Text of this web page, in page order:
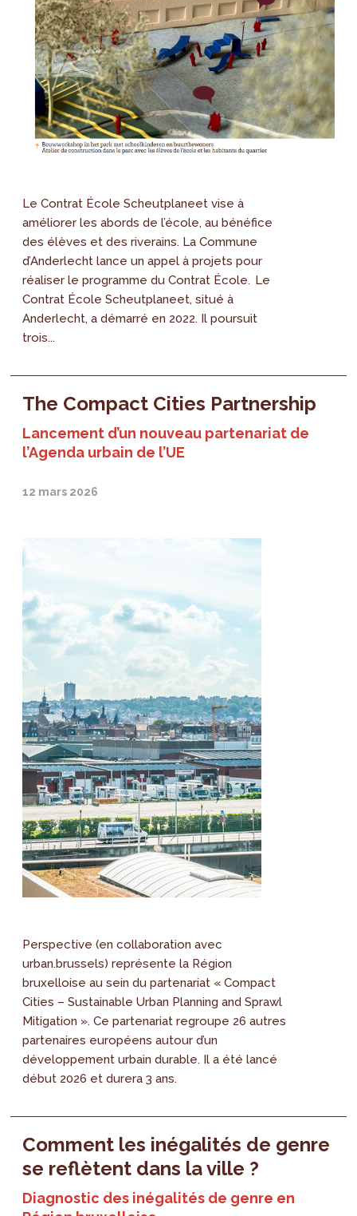
Le Contrat École Scheutplaneet vise à
améliorer les abords de l’école, au bénéfice
des élèves et des riverains. La Commune
d’Anderlecht lance un appel à projets pour
réaliser le programme du Contrat École. Le
Contrat École Scheutplaneet, situé à
Anderlecht, a démarré en 2022. Il poursuit
trois...
The Compact Cities Partnership
Lancement d’un nouveau partenariat de
l’Agenda urbain de l’UE
12 mars 2026
Perspective (en collaboration avec
urban.brussels) représente la Région
bruxelloise au sein du partenariat « Compact
Cities – Sustainable Urban Planning and Sprawl
Mitigation ». Ce partenariat regroupe 26 autres
partenaires européens autour d’un
développement urbain durable. Il a été lancé
début 2026 et durera 3 ans.
Comment les inégalités de genre
se reflètent dans la ville ?
Diagnostic des inégalités de genre en